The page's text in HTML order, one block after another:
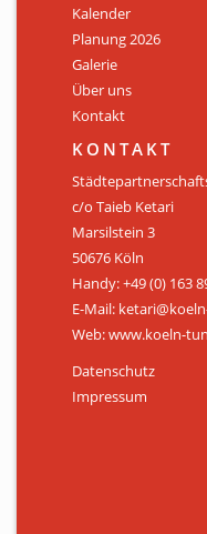
Kalender
Planung 2026
Galerie
Über uns
Kontakt
KONTAKT
c/o Taieb Ketari
Marsilstein 3
50676 Köln
Handy: +49 (0) 163
E-Mail:
Web: www.koeln-
Datenschutz
Impressum